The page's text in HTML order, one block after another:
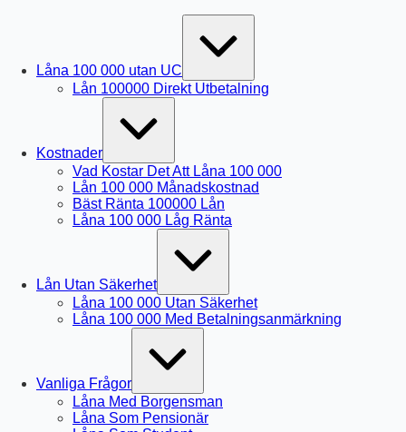
Låna 100 000 utan UC
Lån 100000 Direkt Utbetalning
Kostnader
Vad Kostar Det Att Låna 100 000
Lån 100 000 Månadskostnad
Bäst Ränta 100000 Lån
Låna 100 000 Låg Ränta
Lån Utan Säkerhet
Låna 100 000 Utan Säkerhet
Låna 100 000 Med Betalningsanmärkning
Vanliga Frågor
Låna Med Borgensman
Låna Som Pensionär